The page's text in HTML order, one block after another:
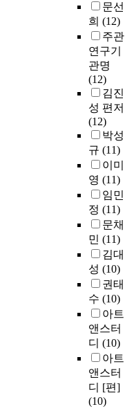
문선
희 (12)
주관
연구기
관명
(12)
김진
성 편저
(12)
박성
규 (11)
이미
영 (11)
임민
정 (11)
문채
민 (11)
김대
성 (10)
권태
수 (10)
아트
앤스터
디 (10)
아트
앤스터
디 [편]
(10)